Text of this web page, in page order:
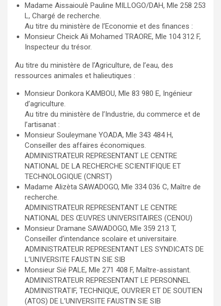
Madame Aissaioulè Pauline MILLOGO/DAH, Mle 258 253
L, Chargé de recherche.
Au titre du ministère de l’Economie et des finances :
Monsieur Cheick Ali Mohamed TRAORE, Mle 104 312 F,
Inspecteur du trésor.
Au titre du ministère de l’Agriculture, de l’eau, des
ressources animales et halieutiques :
Monsieur Donkora KAMBOU, Mle 83 980 E, Ingénieur
d’agriculture.
Au titre du ministère de l’Industrie, du commerce et de
l’artisanat :
Monsieur Souleymane YOADA, Mle 343 484 H,
Conseiller des affaires économiques.
ADMINISTRATEUR REPRESENTANT LE CENTRE
NATIONAL DE LA RECHERCHE SCIENTIFIQUE ET
TECHNOLOGIQUE (CNRST)
Madame Alizèta SAWADOGO, Mle 334 036 C, Maître de
recherche.
ADMINISTRATEUR REPRESENTANT LE CENTRE
NATIONAL DES ŒUVRES UNIVERSITAIRES (CENOU)
Monsieur Dramane SAWADOGO, Mle 359 213 T,
Conseiller d’intendance scolaire et universitaire.
ADMINISTRATEUR REPRESENTANT LES SYNDICATS DE
L’UNIVERSITE FAUSTIN SIE SIB
Monsieur Sié PALE, Mle 271 408 F, Maître-assistant.
ADMINISTRATEUR REPRESENTANT LE PERSONNEL
ADMINISTRATIF, TECHNIQUE, OUVRIER ET DE SOUTIEN
(ATOS) DE L’UNIVERSITE FAUSTIN SIE SIB